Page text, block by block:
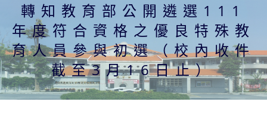
轉知教育部公開遴選111
年度符合資格之優良特殊教
育人員參與初選（校內收件
截至3月16日止）